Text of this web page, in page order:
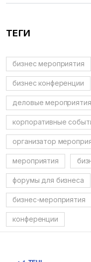
ТЕГИ
бизнес мероприятия
бизнес конференции
деловые мероприятия
корпоративные
организатор
мероприятия
форумы для бизнеса
бизнес-мероприятия
конференции